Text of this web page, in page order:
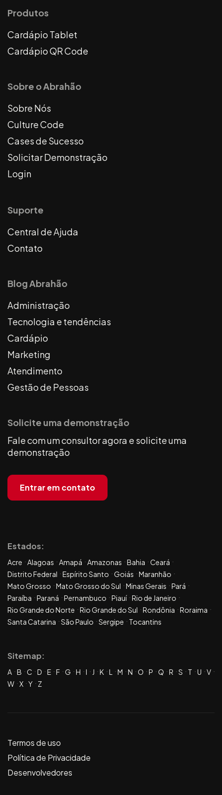
Produtos
Cardápio Tablet
Cardápio QR Code
Sobre o Abrahão
Sobre Nós
Culture Code
Cases de Sucesso
Solicitar Demonstração
Login
Suporte
Central de Ajuda
Contato
Blog Abrahão
Administração
Tecnologia e tendências
Cardápio
Marketing
Atendimento
Gestão de Pessoas
Solicite uma demonstração
Fale com um consultor agora e solicite uma
demonstração
Entrar em contato
Estados:
Acre Alagoas Amapá Amazonas Bahia
Ceará
Distrito Federal
Espírito Santo Goiás
Maranhão
Mato Grosso
Mato Grosso do Sul Minas Gerais
Pará
Paraíba
Paraná Pernambuco Piauí Rio de Janeiro
Rio Grande do Norte
Rio Grande do Sul Rondônia
Roraima
Santa Catarina
São Paulo Sergipe Tocantins
Sitemap:
A B C D E F G H I J K L M N O P Q R S T U
V
W X Y Z
Termos de uso
Política de Privacidade
Desenvolvedores